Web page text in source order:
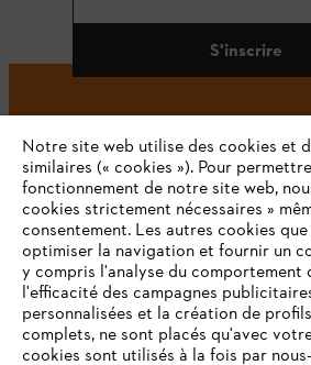
S'inscrire
L'Entreprise
Notre site web utilise des cookies et
similaires (« cookies »). Pour
fonctionnement de notre site web,
cookies strictement nécessaires »
consentement. Les autres cookies
optimiser la navigation et fournir un
y compris l'analyse du comportement
l'efficacité des campagnes
personnalisées et la création de
complets, ne sont placés qu'avec
cookies sont utilisés à la fois par